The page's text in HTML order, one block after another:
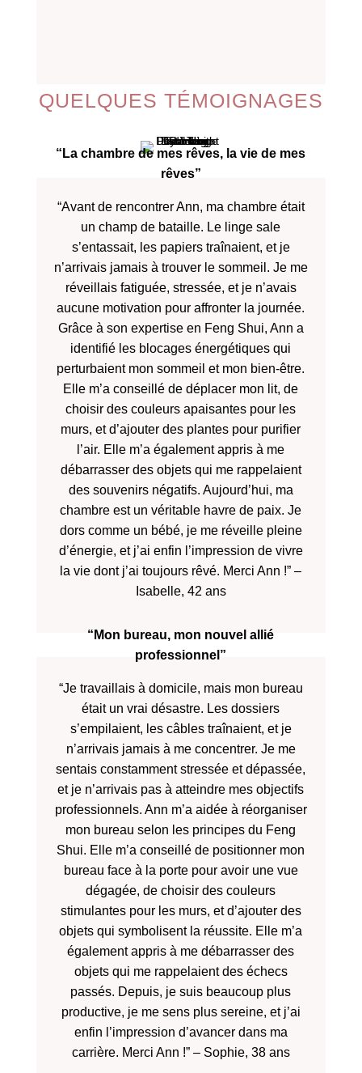
QUELQUES TÉMOIGNAGES
“La chambre de mes rêves, la vie de mes
rêves”
“Avant de rencontrer Ann, ma chambre était
un champ de bataille. Le linge sale
s’entassait, les papiers traînaient, et je
n’arrivais jamais à trouver le sommeil. Je me
réveillais fatiguée, stressée, et je n’avais
aucune motivation pour affronter la journée.
Grâce à son expertise en Feng Shui, Ann a
identifié les blocages énergétiques qui
perturbaient mon sommeil et mon bien-être.
Elle m’a conseillé de déplacer mon lit, de
choisir des couleurs apaisantes pour les
murs, et d’ajouter des plantes pour purifier
l’air. Elle m’a également appris à me
débarrasser des objets qui me rappelaient
des souvenirs négatifs. Aujourd’hui, ma
chambre est un véritable havre de paix. Je
dors comme un bébé, je me réveille pleine
d’énergie, et j’ai enfin l’impression de vivre
la vie dont j’ai toujours rêvé. Merci Ann !” –
Isabelle, 42 ans
“Mon bureau, mon nouvel allié
professionnel”
“Je travaillais à domicile, mais mon bureau
était un vrai désastre. Les dossiers
s’empilaient, les câbles traînaient, et je
n’arrivais jamais à me concentrer. Je me
sentais constamment stressée et dépassée,
et je n’arrivais pas à atteindre mes objectifs
professionnels. Ann m’a aidée à réorganiser
mon bureau selon les principes du Feng
Shui. Elle m’a conseillé de positionner mon
bureau face à la porte pour avoir une vue
dégagée, de choisir des couleurs
stimulantes pour les murs, et d’ajouter des
objets qui symbolisent la réussite. Elle m’a
également appris à me débarrasser des
objets qui me rappelaient des échecs
passés. Depuis, je suis beaucoup plus
productive, je me sens plus sereine, et j’ai
enfin l’impression d’avancer dans ma
carrière. Merci Ann !” – Sophie, 38 ans